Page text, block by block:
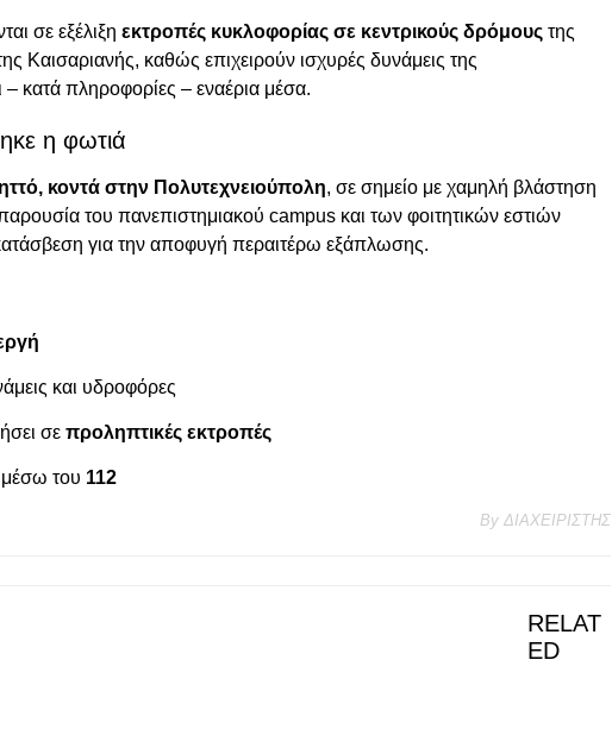
σε εξέλιξη εκτροπές κυκλοφορίας σε κεντρικούς δρόμους της
Καισαριανής, καθώς επιχειρούν ισχυρές δυνάμεις της
– κατά πληροφορίες – εναέρια μέσα.
η φωτιά
κοντά στην Πολυτεχνειούπολη, σε σημείο με χαμηλή βλάστηση
του πανεπιστημιακού campus και των φοιτητικών εστιών
για την αποφυγή περαιτέρω εξάπλωσης.
και υδροφόρες
σε προληπτικές εκτροπές
μέσω του 112
By ΔΙΑΧΕΙΡΙΣΤΗΣ
RELAT
ED